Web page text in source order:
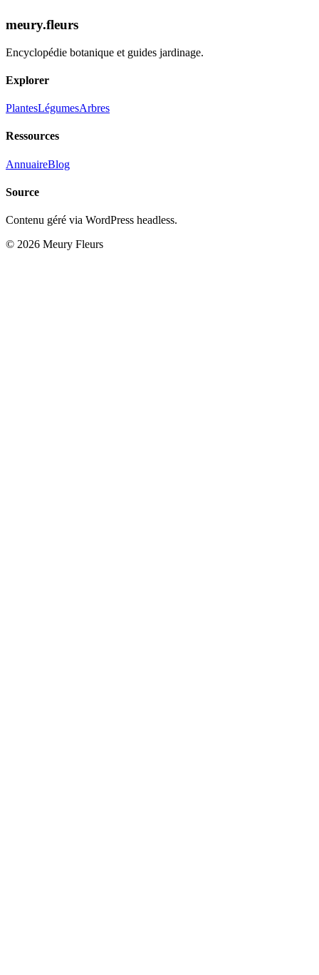
Découvrir la Fiche
meury.fleurs
Encyclopédie botanique et guides jardinage.
Explorer
PlantesLégumesArbres
Ressources
AnnuaireBlog
Source
Contenu géré via WordPress headless.
© 2026 Meury Fleurs